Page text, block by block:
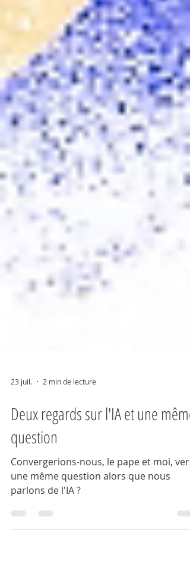
Deux regards sur l'IA et une même
question
Convergerions-nous, le pape et moi, vers
une même question alors que nous
parlons de l'IA ?